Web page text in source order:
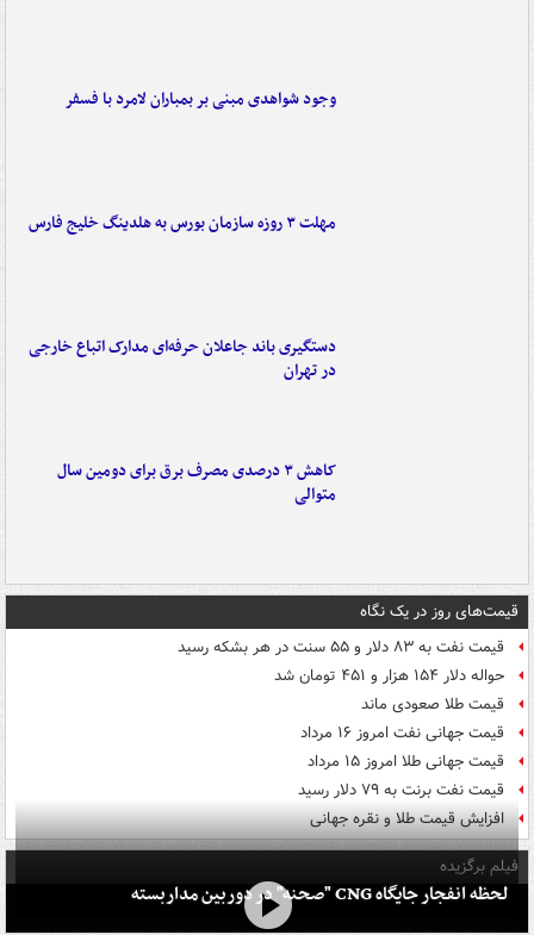
وجود شواهدی مبنی بر بمباران لامرد با فسفر
مهلت ۳ روزه سازمان بورس به هلدینگ خلیج فارس
دستگیری باند جاعلان حرفه‌ای مدارک اتباع خارجی
در تهران
کاهش ۳ درصدی مصرف برق برای دومین سال
متوالی
قیمت‌های روز در یک نگاه
قیمت نفت به ۸۳ دلار و ۵۵ سنت در هر بشکه رسید
حواله دلار ۱۵۴ هزار و ۴۵۱ تومان شد
قیمت طلا صعودی ماند
قیمت جهانی نفت امروز ۱۶ مرداد
قیمت جهانی طلا امروز ۱۵ مرداد
قیمت نفت برنت به ۷۹ دلار رسید
افزایش قیمت طلا و نقره جهانی
فیلم برگزیده
لحظه انفجار جایگاه CNG "صحنه" در دوربین مداربسته